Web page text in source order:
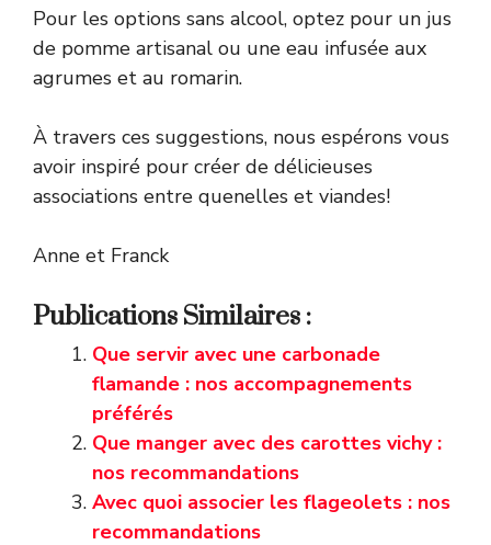
Pour les options sans alcool, optez pour un jus
de pomme artisanal ou une eau infusée aux
agrumes et au romarin.
À travers ces suggestions, nous espérons vous
avoir inspiré pour créer de délicieuses
associations entre quenelles et viandes!
Anne et Franck
Publications Similaires :
Que servir avec une carbonade
flamande : nos accompagnements
préférés
Que manger avec des carottes vichy :
nos recommandations
Avec quoi associer les flageolets : nos
recommandations